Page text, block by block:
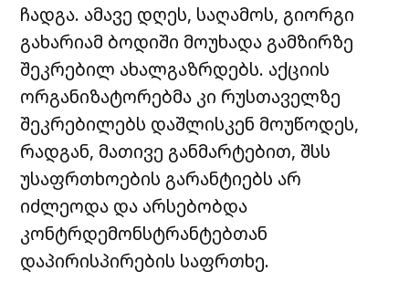
ჩადგა. ამავე დღეს, საღამოს, გიორგი
გახარიამ ბოდიში მოუხადა გამზირზე
შეკრებილ ახალგაზრდებს. აქციის
ორგანიზატორებმა კი რუსთაველზე
შეკრებილებს დაშლისკენ მოუწოდეს,
რადგან, მათივე განმარტებით, შსს
უსაფრთხოების გარანტიებს არ
იძლეოდა და არსებობდა
კონტრდემონსტრანტებთან
დაპირისპირების საფრთხე.